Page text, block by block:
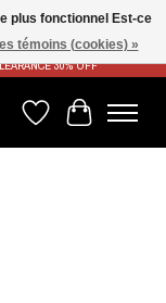
SHIPPING ON ORDERS
30% OFF
Liste de souhaits
Panier
plus fonctionnel Est-ce
témoins (cookies) »